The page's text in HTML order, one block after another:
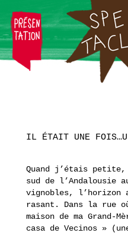
IL ÉTAIT UNE
Quand j’étais
sud de l’Andalousie
vignobles,
rasant. Dans la
maison de ma
casa de Vecinos »